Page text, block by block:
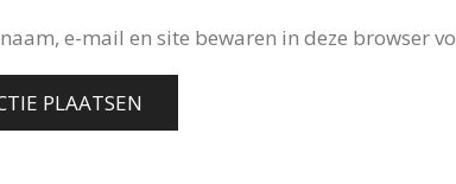
e-mail en site bewaren in deze browser
PLAATSEN